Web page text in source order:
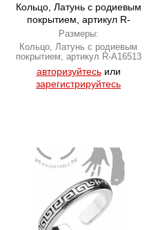
Кольцо, Латунь с родиевым
покрытием, артикул R-
A16513
Размеры:
Кольцо, Латунь с родиевым
покрытием, артикул R-A16513
авторизуйтесьили
зарегистрируйтесь